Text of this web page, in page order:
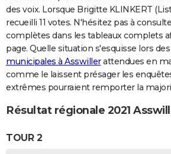
Bricolage
Lifestyle
Culture
Television
Voyage
Cinema
des voix. Lorsque Brigitte KLINKERT
recueilli 11 votes. N'hésitez pas à
complètes dans les tableaux complets
page. Quelle situation s'esquisse lors
municipales à Asswillerattendues en
comme le laissent présager les
extrêmes pourraient remporter la
Résultat régionale 2021
TOUR 2